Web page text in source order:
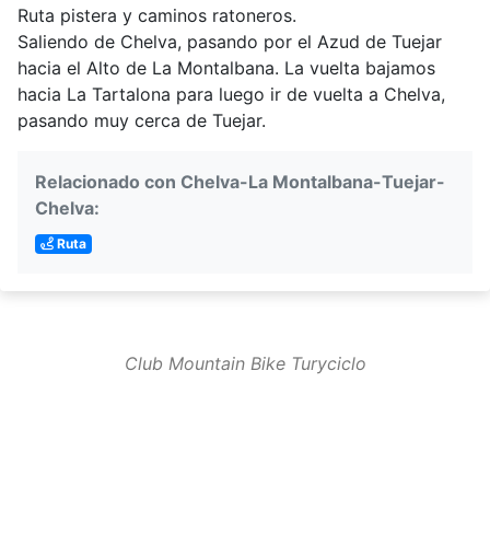
Ruta pistera y caminos ratoneros.
Saliendo de Chelva, pasando por el Azud de Tuejar
hacia el Alto de La Montalbana. La vuelta bajamos
hacia La Tartalona para luego ir de vuelta a Chelva,
pasando muy cerca de Tuejar.
Relacionado con Chelva-La Montalbana-Tuejar-
Chelva:
Ruta
Club Mountain Bike Turyciclo